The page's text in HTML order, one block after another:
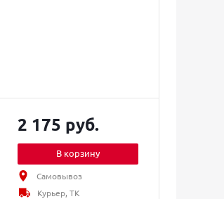
2 175 руб.
В корзину
Самовывоз
Курьер, ТК